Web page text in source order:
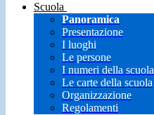
Scuola
Panoramica
Presentazione
I luoghi
Le persone
I numeri della scuola
Le carte della scuola
Organizzazione
Regolamenti